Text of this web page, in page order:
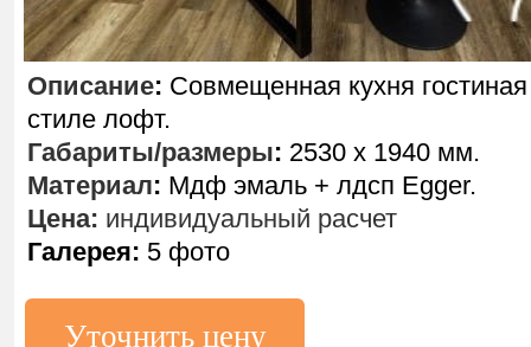
Уточнить цену
Описание: Совмещенная кухня
стиле лофт.
Габариты/размеры: 2530 х 1940 мм.
Материал: Мдф эмаль + лдсп Egger.
Цена: индивидуальный расчет
Галерея: 5 фото